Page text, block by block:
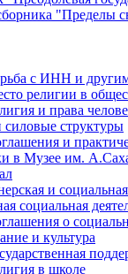
"Пределы
с ИНН и
религии в
и права
структуры
и
в Музее им.
и социальная
социальная
о
и культура
в школе